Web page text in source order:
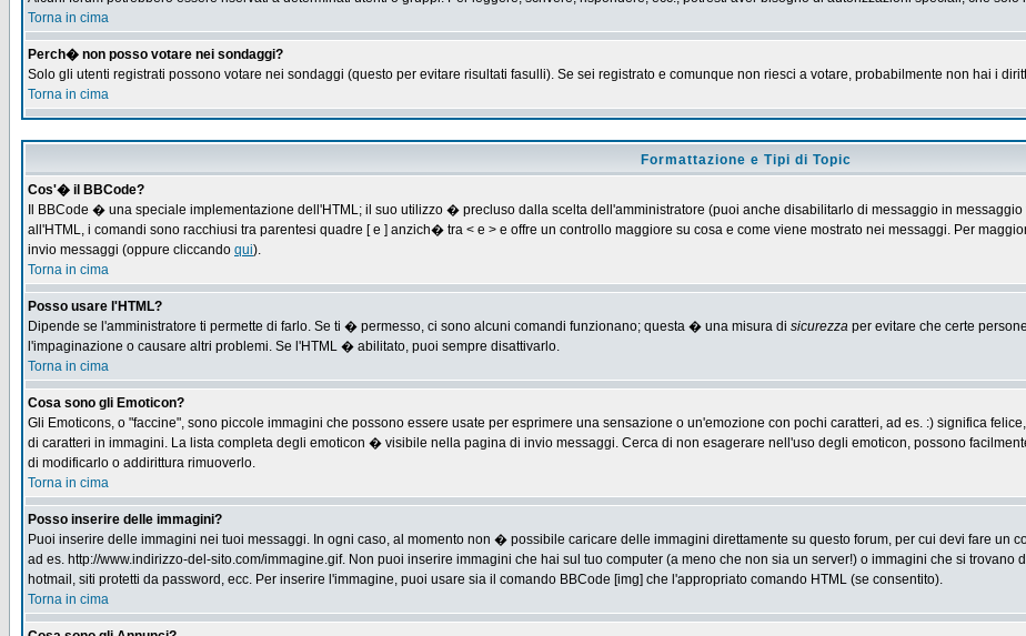
Torna in cima
Perch� non posso votare nei sondaggi?
Solo gli utenti registrati possono votare nei sondaggi (questo per evitare risultati fasulli). Se sei registrato e comunque non riesci a votare, probabilmente non hai i
Torna in cima
Formattazione e Tipi di Topic
Cos'� il BBCode?
Il BBCode � una speciale implementazione dell'HTML; il suo utilizzo � precluso dalla scelta dell'amministratore (puoi anche disabilitarlo di messaggio in
all'HTML, i comandi sono racchiusi tra parentesi quadre [ e ] anzich� tra < e > e offre un controllo maggiore su cosa e come viene mostrato nei messaggi. Per
invio messaggi (oppure cliccando qui).
Torna in cima
Posso usare l'HTML?
Dipende se l'amministratore ti permette di farlo. Se ti � permesso, ci sono alcuni comandi funzionano; questa � una misura di sicurezza per evitare che certe
l'impaginazione o causare altri problemi. Se l'HTML � abilitato, puoi sempre disattivarlo.
Torna in cima
Cosa sono gli Emoticon?
Gli Emoticons, o "faccine", sono piccole immagini che possono essere usate per esprimere una sensazione o un'emozione con pochi caratteri, ad es. :) significa
di caratteri in immagini. La lista completa degli emoticon � visibile nella pagina di invio messaggi. Cerca di non esagerare nell'uso degli emoticon, possono
di modificarlo o addirittura rimuoverlo.
Torna in cima
Posso inserire delle immagini?
Puoi inserire delle immagini nei tuoi messaggi. In ogni caso, al momento non � possibile caricare delle immagini direttamente su questo forum, per cui devi fare un
ad es. http://www.indirizzo-del-sito.com/immagine.gif. Non puoi inserire immagini che hai sul tuo computer (a meno che non sia un server!) o immagini che si
hotmail, siti protetti da password, ecc. Per inserire l'immagine, puoi usare sia il comando BBCode [img] che l'appropriato comando HTML (se consentito).
Torna in cima